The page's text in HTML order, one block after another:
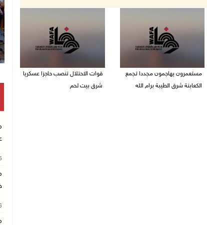
مستعمرون يهاجمون مجددا تجمع
الكعابنة شرق الطيبة برام الله
قوات الاحتلال تنصب حاجزا عسكريا
شرق بيت لحم